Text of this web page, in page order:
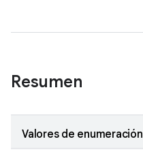
Resumen
Valores de enumeración